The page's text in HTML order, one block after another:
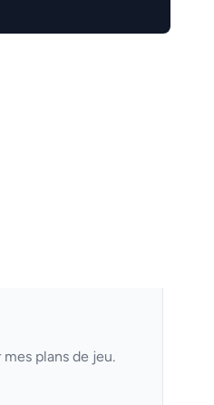
plans de jeu.